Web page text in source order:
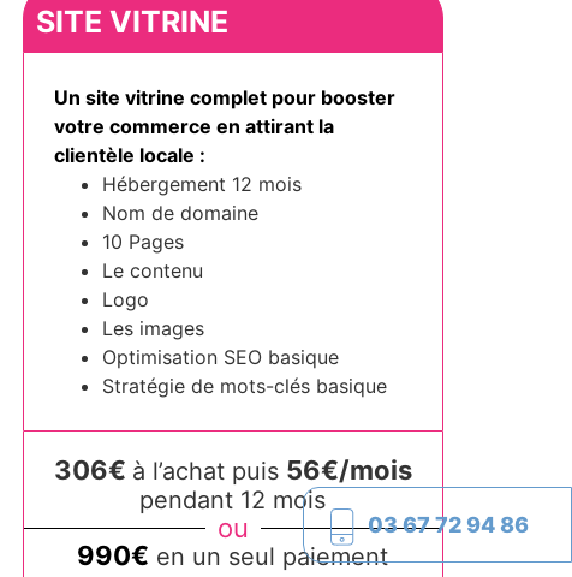
SITE VITRINE
Un site vitrine complet pour booster
votre commerce en attirant la
clientèle locale :
Hébergement 12 mois
Nom de domaine
10 Pages
Le contenu
Logo
Les images
Optimisation SEO basique
Stratégie de mots-clés basique
306€ à l’achat puis 56€/mois
pendant 12 mois
ou
990€ en un seul paiement
03 67 72 94 86